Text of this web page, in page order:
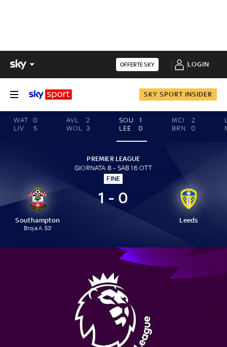
OFFERTE SKY LOGIN
SKY SPORT INSIDER
WAT
0
LIV
5
AVL
2
WOL
3
SOU
1
LEE
0
MCI
2
BRN
0
PREMIER LEAGUE
GIORNATA 8 - SAB 16 OTT
FINE
Southampton
Broja A. 53'
1 - 0
Leeds